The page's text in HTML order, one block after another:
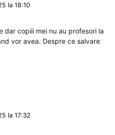
la 18:10
dar copiii mei nu au profesori la
vor avea. Despre ce salvare
la 17:32